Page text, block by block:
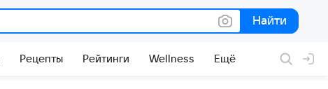
Найти
Найти
Рецепты Рейтинги Wellness Ещё